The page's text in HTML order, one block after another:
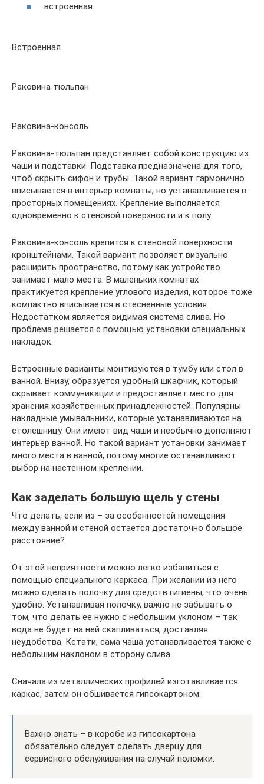
встроенная.
Встроенная
Раковина тюльпан
Раковина-консоль
Раковина-тюльпан представляет собой конструкцию из
чаши и подставки. Подставка предназначена для того,
чтоб скрыть сифон и трубы. Такой вариант гармонично
вписывается в интерьер комнаты, но устанавливается в
просторных помещениях. Крепление выполняется
одновременно к стеновой поверхности и к полу.
Раковина-консоль крепится к стеновой поверхности
кронштейнами. Такой вариант позволяет визуально
расширить пространство, потому как устройство
занимает мало места. В маленьких комнатах
практикуется крепление углового изделия, которое тоже
компактно вписывается в стесненные условия.
Недостатком является видимая система слива. Но
проблема решается с помощью установки специальных
накладок.
Встроенные варианты монтируются в тумбу или стол в
ванной. Внизу, образуется удобный шкафчик, который
скрывает коммуникации и предоставляет место для
хранения хозяйственных принадлежностей. Популярны
накладные умывальники, которые устанавливаются на
столешницу. Они имеют вид чаши и необычно дополняют
интерьер ванной. Но такой вариант установки занимает
много места в ванной, потому многие останавливают
выбор на настенном креплении.
Как заделать большую щель у стены
Что делать, если из – за особенностей помещения
между ванной и стеной остается достаточно большое
расстояние?
От этой неприятности можно легко избавиться с
помощью специального каркаса. При желании из него
можно сделать полочку для средств гигиены, что очень
удобно. Устанавливая полочку, важно не забывать о
том, что делать ее нужно с небольшим уклоном – так
вода не будет на ней скапливаться, доставляя
неудобства. Кстати, сама чаша устанавливается также с
небольшим наклоном в сторону слива.
Сначала из металлических профилей изготавливается
каркас, затем он обшивается гипсокартоном.
Важно знать – в коробе из гипсокартона
обязательно следует сделать дверцу для
сервисного обслуживания на случай поломки.